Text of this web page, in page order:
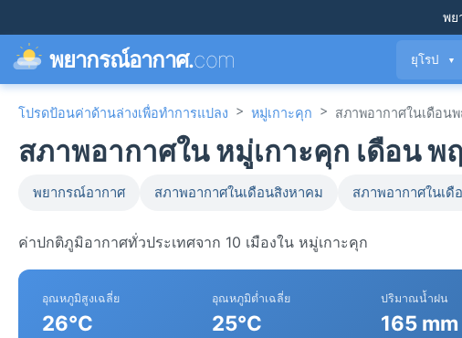
พย
พยากรณ์อากาศ.com ยุโรป ▼
โปรดป้อนค่าด้านล่างเพื่อทำการแปลง > หมู่เกาะคุก > สภาพอากาศในเดือน
สภาพอากาศใน หมู่เกาะคุก เดือน พ
พยากรณ์อากาศ สภาพอากาศในเดือนสิงหาคม สภาพอากาศในเดื
ค่าปกติภูมิอากาศทั่วประเทศจาก 10 เมืองใน หมู่เกาะคุก
อุณหภูมิสูงเฉลี่ย
26°C
อุณหภูมิต่ำเฉลี่ย
25°C
ปริมาณน้ำฝน
165 mm